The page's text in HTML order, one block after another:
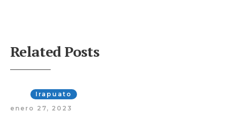
Related Posts
Irapuato
enero 27, 2023